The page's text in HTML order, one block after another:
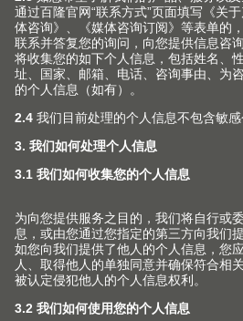
产品
新产品和主题
Blum 百隆产品世界
上翻门系列
铰链系列
抽屉系列
规划，设计及产品选择
采购及订单
企业
关于Blum 百隆
事实和数据